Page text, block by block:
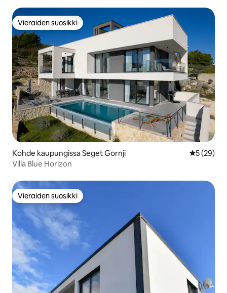
Vieraiden suosikki
Vieraiden suosikki
Kohde kaupungissa Seget Gornji
5 (29)
Villa Blue Horizon
Vieraiden suosikki
Vieraiden suosikki